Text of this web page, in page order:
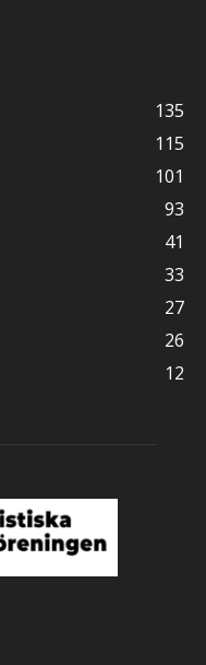
135
115
101
93
41
33
27
26
12